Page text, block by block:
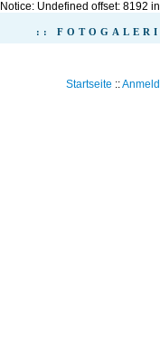
Notice: Undefined offset: 8192
::
Startseite ::